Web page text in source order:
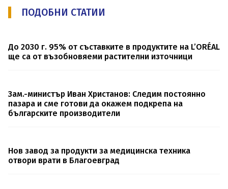
ПОДОБНИ СТАТИИ
До 2030 г. 95% от съставките в продуктите на L’ORÉAL
ще са от възобновяеми растителни източници
Зам.-министър Иван Христанов: Следим постоянно
пазара и сме готови да окажем подкрепа на
българските производители
Нов завод за продукти за медицинска техника
отвори врати в Благоевград